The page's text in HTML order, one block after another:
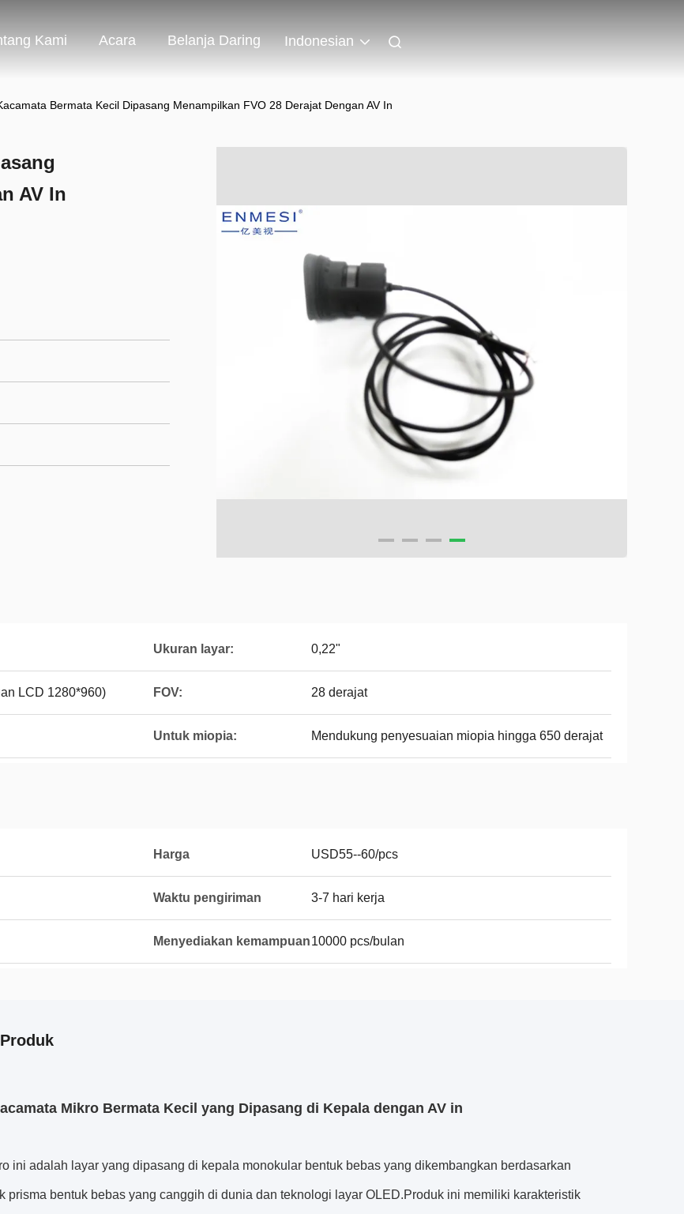
Kami Acara Belanja Daring Indonesian
Bermata Kecil Dipasang Menampilkan FVO 28 Derajat Dengan AV In
AV In
Ukuran layar: 0,22"
LCD 1280*960) FOV: 28 derajat
Untuk miopia: Mendukung penyesuaian miopia hingga 650 derajat
Harga USD55--60/pcs
Waktu pengiriman 3-7 hari kerja
Menyediakan kemampuan10000 pcs/bulan
Mikro Bermata Kecil yang Dipasang di Kepala dengan AV in
ini adalah layar yang dipasang di kepala monokular bentuk bebas yang dikembangkan berdasarkan
prisma bentuk bebas yang canggih di dunia dan teknologi layar OLED.Produk ini memiliki karakteristik